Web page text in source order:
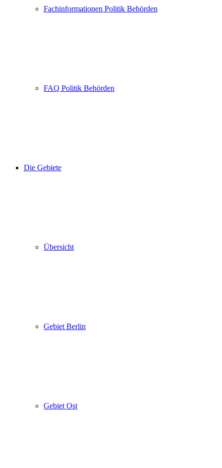
Fachinformationen Politik Behörden
FAQ Politik Behörden
Die Gebiete
Übersicht
Gebiet Berlin
Gebiet Ost